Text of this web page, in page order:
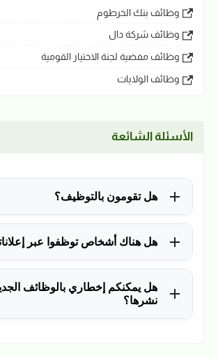
وظائف بنك الخرطوم
وظائف شركة دال
وظائف مفضية لجنة الاختيار القومية
وظائف الولايات
الأسئلة الشائعة
هل تقومون بالتوظيف؟
للأسف لا، في الوقت الحالي نقوم فقط
المتاحة.هل هناك أشخاص توظفوا عبر
نعم ولله الحمد،
الوظائف، وكانت سببًا في توظيف آلاف من
هل يمكنكم إخطاري بالوظائف
نشرها؟